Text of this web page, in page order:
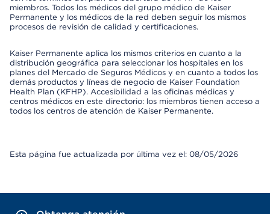
miembros. Todos los médicos del grupo médico de Kaiser
Permanente y los médicos de la red deben seguir los mismos
procesos de revisión de calidad y certificaciones.
Kaiser Permanente aplica los mismos criterios en cuanto a la
distribución geográfica para seleccionar los hospitales en los
planes del Mercado de Seguros Médicos y en cuanto a todos los
demás productos y líneas de negocio de Kaiser Foundation
Health Plan (KFHP). Accesibilidad a las oficinas médicas y
centros médicos en este directorio: los miembros tienen acceso a
todos los centros de atención de Kaiser Permanente.
Esta página fue actualizada por última vez el: 08/05/2026